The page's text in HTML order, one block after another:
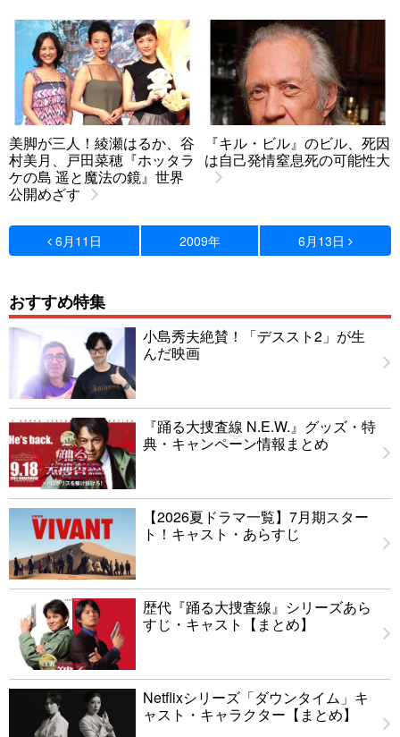
美脚が三人！綾瀬はるか、谷
村美月、戸田菜穂『ホッタラ
ケの島 遥と魔法の鏡』世界
公開めざす
『キル・ビル』のビル、死因
は自己発情窒息死の可能性大
6月11日 2009年 6月13日
おすすめ特集
小島秀夫絶賛！「デススト2」が生
んだ映画
『踊る大捜査線 N.E.W.』グッズ・特
典・キャンペーン情報まとめ
【2026夏ドラマ一覧】7月期スター
ト！キャスト・あらすじ
歴代『踊る大捜査線』シリーズあら
すじ・キャスト【まとめ】
Netflixシリーズ「ダウンタイム」キ
ャスト・キャラクター【まとめ】